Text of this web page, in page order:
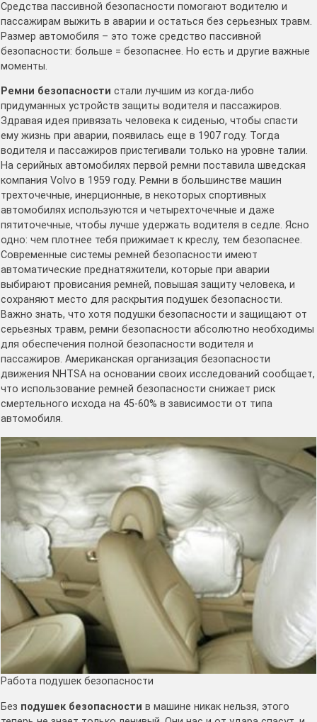
Средства пассивной безопасности помогают водителю и
пассажирам выжить в аварии и остаться без серьезных травм.
Размер автомобиля – это тоже средство пассивной
безопасности: больше = безопаснее. Но есть и другие важные
моменты.
Ремни безопасности стали лучшим из когда-либо
придуманных устройств защиты водителя и пассажиров.
Здравая идея привязать человека к сиденью, чтобы спасти
ему жизнь при аварии, появилась еще в 1907 году. Тогда
водителя и пассажиров пристегивали только на уровне талии.
На серийных автомобилях первой ремни поставила шведская
компания Volvo в 1959 году. Ремни в большинстве машин
трехточечные, инерционные, в некоторых спортивных
автомобилях используются и четырехточечные и даже
пятиточечные, чтобы лучше удержать водителя в седле. Ясно
одно: чем плотнее тебя прижимает к креслу, тем безопаснее.
Современные системы ремней безопасности имеют
автоматические преднатяжители, которые при аварии
выбирают провисания ремней, повышая защиту человека, и
сохраняют место для раскрытия подушек безопасности.
Важно знать, что хотя подушки безопасности и защищают от
серьезных травм, ремни безопасности абсолютно необходимы
для обеспечения полной безопасности водителя и
пассажиров. Американская организация безопасности
движения NHTSA на основании своих исследований сообщает,
что использование ремней безопасности снижает риск
смертельного исхода на 45-60% в зависимости от типа
автомобиля.
Работа подушек безопасности
Без подушек безопасности в машине никак нельзя, этого